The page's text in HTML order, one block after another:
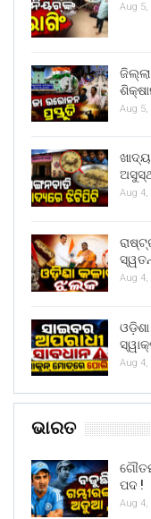
Aug 5,
Aug 5,
Aug 4,
Aug 4,
Aug 4,
ଭାରତ
ପଦ !
Aug 4,